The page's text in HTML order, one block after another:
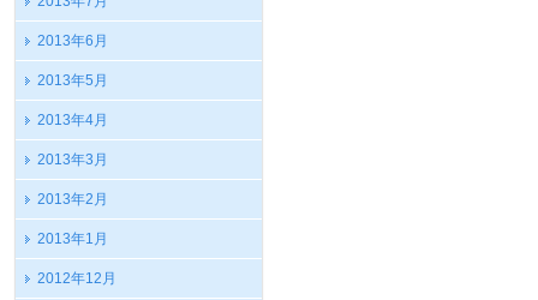
2013年6月
2013年5月
2013年4月
2013年3月
2013年2月
2013年1月
2012年12月